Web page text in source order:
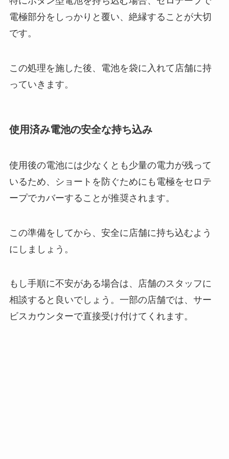
電極部分をしっかりと覆い、絶縁することが大切
です。
この処理を施した後、電池を袋に入れて店舗に持
っていきます。
使用済み電池の安全な持ち込み
使用後の電池には少なくとも少量の電力が残って
いるため、ショートを防ぐためにも電極をセロテ
ープでカバーすることが推奨されます。
この準備をしてから、安全に店舗に持ち込むよう
にしましょう。
もし手順に不安がある場合は、店舗のスタッフに
相談すると良いでしょう。一部の店舗では、サー
ビスカウンターで直接受け付けてくれます。